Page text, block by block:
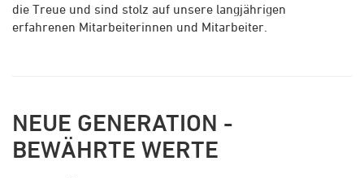
die Treue und sind stolz auf unsere langjährigen
erfahrenen Mitarbeiterinnen und Mitarbeiter.
NEUE GENERATION -
BEWÄHRTE WERTE